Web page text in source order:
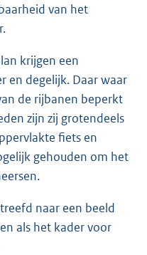
van het
krijgen een
en degelijk. Daar waar
de rijbanen beperkt
zijn zij grotendeels
fiets en
gehouden om het
naar een beeld
als het kader voor